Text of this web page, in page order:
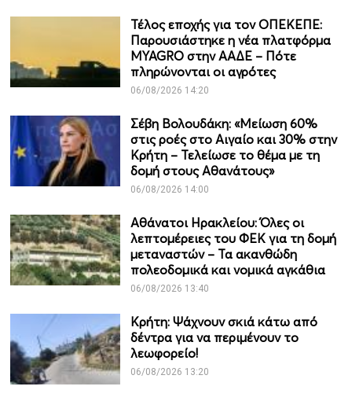
Τέλος εποχής για τον ΟΠΕΚΕΠΕ:
Παρουσιάστηκε η νέα πλατφόρμα
MYAGRO στην ΑΑΔΕ – Πότε
πληρώνονται οι αγρότες
06/08/2026 14:20
Σέβη Βολουδάκη: «Μείωση 60%
στις ροές στο Αιγαίο και 30% στην
Κρήτη – Τελείωσε το θέμα με τη
δομή στους Αθανάτους»
06/08/2026 14:00
Αθάνατοι Ηρακλείου: Όλες οι
λεπτομέρειες του ΦΕΚ για τη δομή
μεταναστών – Τα ακανθώδη
πολεοδομικά και νομικά αγκάθια
06/08/2026 13:40
Κρήτη: Ψάχνουν σκιά κάτω από
δέντρα για να περιμένουν το
λεωφορείο!
06/08/2026 13:20